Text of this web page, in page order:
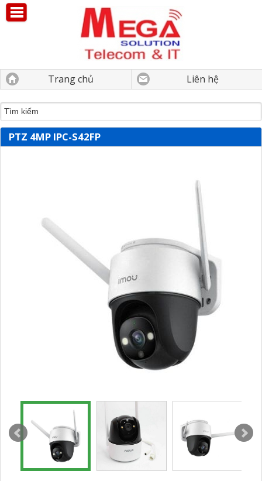
Trang chủ Liên hệ
PTZ 4MP IPC-S42FP